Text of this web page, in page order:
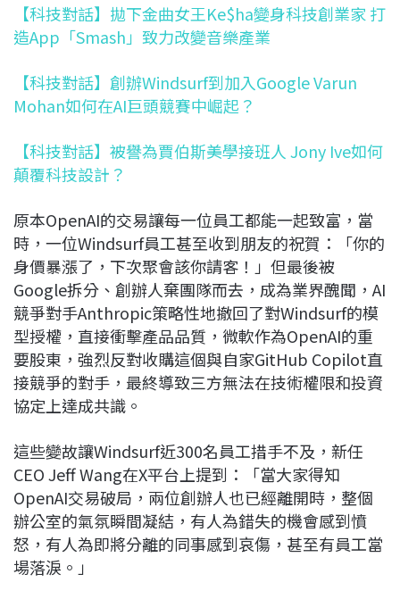
【科技對話】拋下金曲女王Ke$ha變身科技創業家 打
造App「Smash」致力改變音樂產業
【科技對話】創辦Windsurf到加入Google Varun
Mohan如何在AI巨頭競賽中崛起？
【科技對話】被譽為賈伯斯美學接班人 Jony Ive如何
顛覆科技設計？
原本OpenAI的交易讓每一位員工都能一起致富，當
時，一位Windsurf員工甚至收到朋友的祝賀：「你的
身價暴漲了，下次聚會該你請客！」但最後被
Google拆分、創辦人棄團隊而去，成為業界醜聞，AI
競爭對手Anthropic策略性地撤回了對Windsurf的模
型授權，直接衝擊產品品質，微軟作為OpenAI的重
要股東，強烈反對收購這個與自家GitHub Copilot直
接競爭的對手，最終導致三方無法在技術權限和投資
協定上達成共識。
這些變故讓Windsurf近300名員工措手不及，新任
CEO Jeff Wang在X平台上提到：「當大家得知
OpenAI交易破局，兩位創辦人也已經離開時，整個
辦公室的氣氛瞬間凝結，有人為錯失的機會感到憤
怒，有人為即將分離的同事感到哀傷，甚至有員工當
場落淚。」